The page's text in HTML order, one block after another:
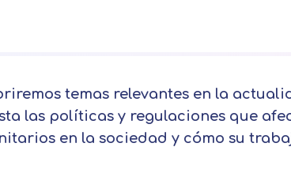
temas relevantes en la
las políticas y regulaciones que
en la sociedad y cómo su